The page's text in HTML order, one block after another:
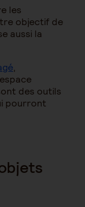
les
objectif de
aussi la
,
des outils
pourront